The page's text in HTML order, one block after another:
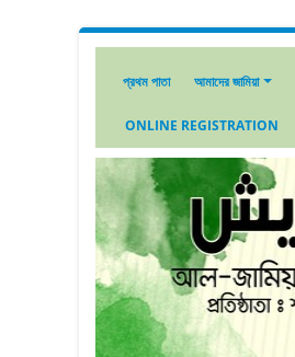
প্রথম পাতা আমাদের জামিয়া
ONLINE REGISTRATION